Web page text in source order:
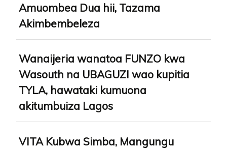
Amuombea Dua hii, Tazama
Akimbembeleza
Wanaijeria wanatoa FUNZO kwa
Wasouth na UBAGUZI wao kupitia
TYLA, hawataki kumuona
akitumbuiza Lagos
VITA Kubwa Simba, Mangungu